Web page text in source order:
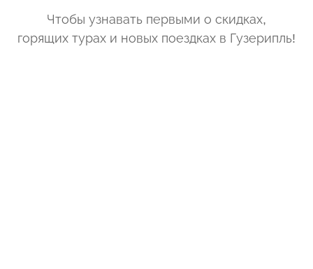
Чтобы узнавать первыми о скидках,
горящих турах и новых поездках в Гузерипль!